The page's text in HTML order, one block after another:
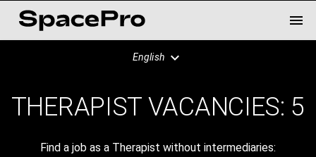
English
THERAPIST VACANCIES: 5
Find a job as a Therapist without intermediaries: